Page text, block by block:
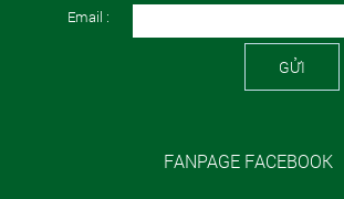
Email :
GỬI
FANPAGE FACEBOOK